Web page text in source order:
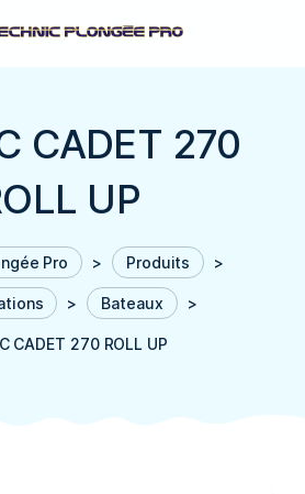
CADET 270
UP
Pro > Produits >
> Bateaux >
CADET 270 ROLL UP